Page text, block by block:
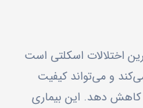
اختلالات اسکلتی است
و می‌تواند کیفیت
کاهش دهد. این بیماری